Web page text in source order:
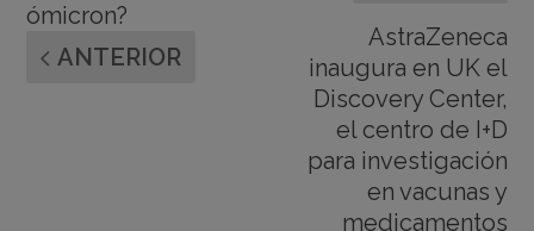
ómicron?
ANTERIOR
AstraZeneca
inaugura en UK el
Discovery Center,
el centro de I+D
para investigación
en vacunas y
medicamentos